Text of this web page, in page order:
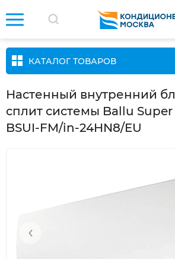
КАТАЛОГ ТОВАРОВ
Настенный внутренний
сплит системы Ballu
BSUI-FM/in-24HN8/EU
‹